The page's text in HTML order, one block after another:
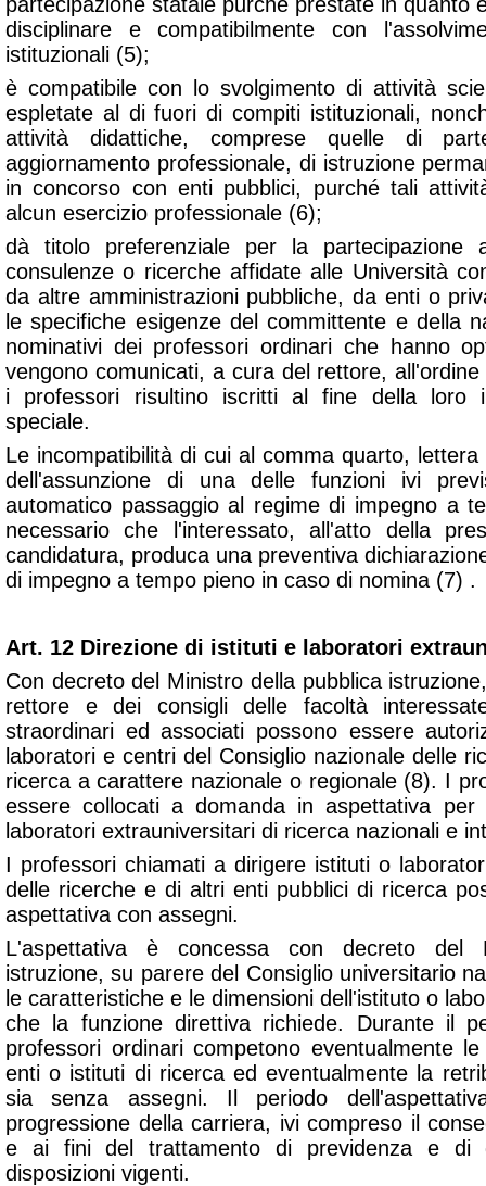
disciplinare e compatibilmente con
istituzionali (5);
è compatibile con lo svolgimento di attività
espletate al di fuori di compiti istituzionali,
attività didattiche, comprese quelle di
aggiornamento professionale, di istruzione
in concorso con enti pubblici, purché tali
alcun esercizio professionale (6);
dà titolo preferenziale per la partecipazione
consulenze o ricerche affidate alle Università
da altre amministrazioni pubbliche, da enti o
le specifiche esigenze del committente e della
nominativi dei professori ordinari che hanno
vengono comunicati, a cura del rettore,
i professori risultino iscritti al fine della loro
speciale.
Le incompatibilità di cui al comma quarto,
dell'assunzione di una delle funzioni ivi
automatico passaggio al regime di impegno a
necessario che l'interessato, all'atto della
candidatura, produca una preventiva
di impegno a tempo pieno in caso di nomina (7) .
Art. 12 Direzione di istituti e laboratori
Con decreto del Ministro della pubblica
rettore e dei consigli delle facoltà
straordinari ed associati possono essere
laboratori e centri del Consiglio nazionale delle
ricerca a carattere nazionale o regionale (8). I
essere collocati a domanda in aspettativa
laboratori extrauniversitari di ricerca nazionali e
I professori chiamati a dirigere istituti o
delle ricerche e di altri enti pubblici di ricerca
aspettativa con assegni.
L'aspettativa è concessa con decreto del
istruzione, su parere del Consiglio universitario
le caratteristiche e le dimensioni dell'istituto o
che la funzione direttiva richiede. Durante il
professori ordinari competono eventualmente
enti o istituti di ricerca ed eventualmente la
sia senza assegni. Il periodo
progressione della carriera, ivi compreso il
e ai fini del trattamento di previdenza e di
disposizioni vigenti.